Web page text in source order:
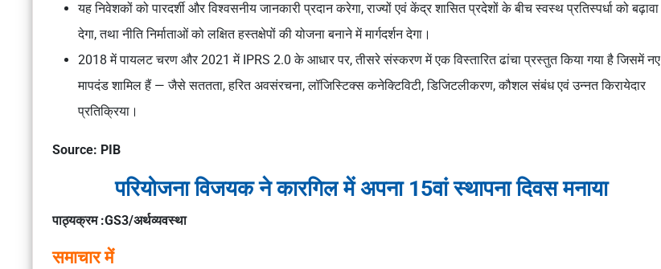
यह निवेशकों को पारदर्शी और विश्वसनीय जानकारी प्रदान करेगा, राज्यों एवं केंद्र शासित प्रदेशों के बीच स्वस्थ प्रतिस्पर्धा को बढ़ावा
देगा, तथा नीति निर्माताओं को लक्षित हस्तक्षेपों की योजना बनाने में मार्गदर्शन देगा।
2018 में पायलट चरण और 2021 में IPRS 2.0 के आधार पर, तीसरे संस्करण में एक विस्तारित ढांचा प्रस्तुत किया गया है जिसमें नए
मापदंड शामिल हैं — जैसे सततता, हरित अवसंरचना, लॉजिस्टिक्स कनेक्टिविटी, डिजिटलीकरण, कौशल संबंध एवं उन्नत किरायेदार
प्रतिक्रिया।
Source: PIB
परियोजना विजयक ने कारगिल में अपना 15वां स्थापना दिवस मनाया
पाठ्यक्रम :GS3/अर्थव्यवस्था
समाचार में